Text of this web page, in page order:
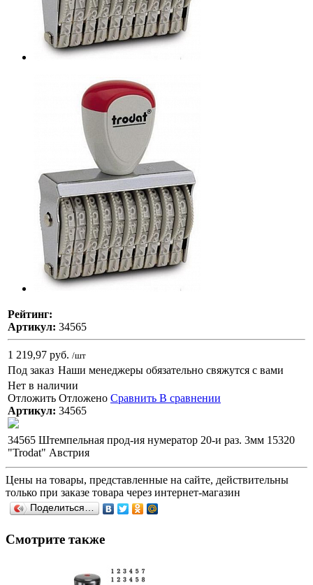
Рейтинг:
Артикул: 34565
1 219,97 руб. /шт
Под заказ Наши менеджеры обязательно свяжутся с вами
Нет в наличии
Отложить Отложено Сравнить В сравнении
Артикул: 34565
34565 Штемпельная прод-ия нумератор 20-и раз. 3мм 15320
"Trodat" Австрия
Цены на товары, представленные на сайте, действительны
только при заказе товара через интернет-магазин
Поделиться…
Смотрите также